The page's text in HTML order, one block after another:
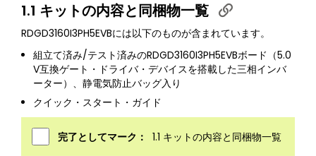
1.1 キットの内容と同梱物一覧
RDGD3160I3PH5EVBには以下のものが含まれています。
組立て済み/テスト済みのRDGD3160I3PH5EVBボード（5.0
V互換ゲート・ドライバ・デバイスを搭載した三相インバ
ーター）、静電気防止バッグ入り
クイック・スタート・ガイド
完了としてマーク： 1.1 キットの内容と同梱物一覧